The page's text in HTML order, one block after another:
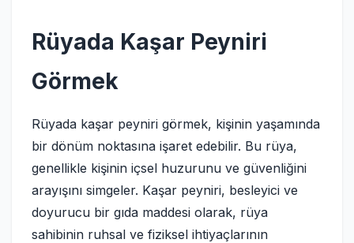
Rüyada Kaşar Peyniri
Görmek
Rüyada kaşar peyniri görmek, kişinin yaşamında
bir dönüm noktasına işaret edebilir. Bu rüya,
genellikle kişinin içsel huzurunu ve güvenliğini
arayışını simgeler. Kaşar peyniri, besleyici ve
doyurucu bir gıda maddesi olarak, rüya
sahibinin ruhsal ve fiziksel ihtiyaçlarının